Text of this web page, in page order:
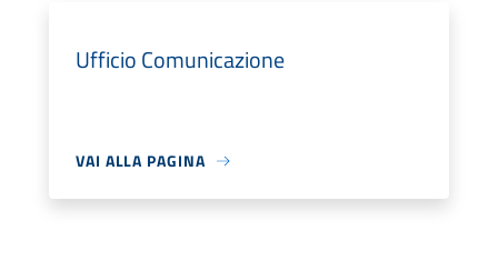
Ufficio Comunicazione
VAI ALLA PAGINA